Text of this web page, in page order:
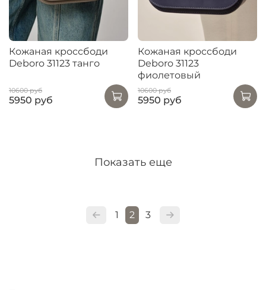
Кожаная кроссбоди
Deboro 31123 танго
10600 руб
5950 руб
Кожаная кроссбоди
Deboro 31123
фиолетовый
10600 руб
5950 руб
Показать еще
1 2 3